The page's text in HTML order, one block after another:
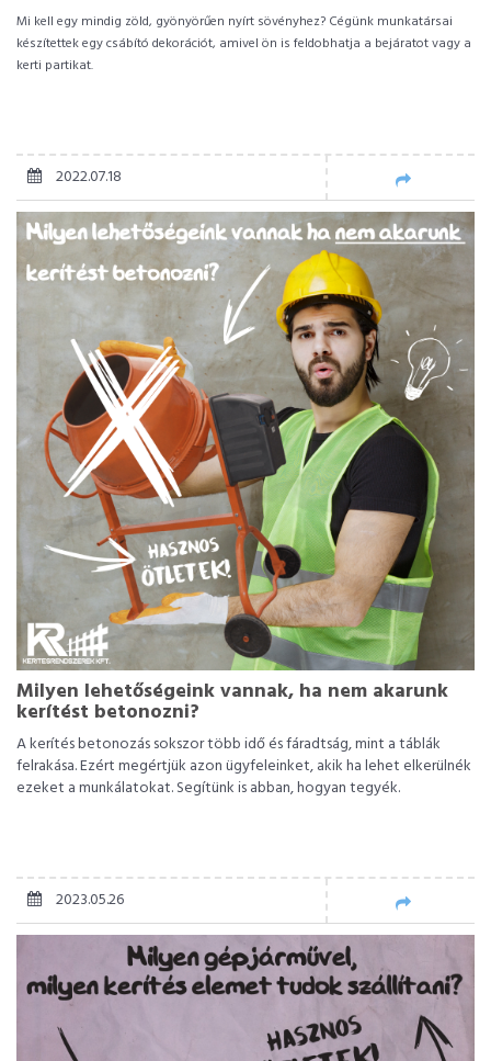
Mi kell egy mindig zöld, gyönyörűen nyírt sövényhez? Cégünk munkatársai
készítettek egy csábító dekorációt, amivel ön is feldobhatja a bejáratot vagy a
kerti partikat.
2022.07.18
Milyen lehetőségeink vannak, ha nem akarunk
kerítést betonozni?
A kerítés betonozás sokszor több idő és fáradtság, mint a táblák
felrakása. Ezért megértjük azon ügyfeleinket, akik ha lehet elkerülnék
ezeket a munkálatokat. Segítünk is abban, hogyan tegyék.
2023.05.26